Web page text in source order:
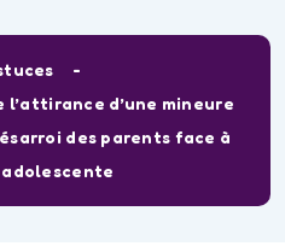
l’attirance d’une mineure
des parents face à